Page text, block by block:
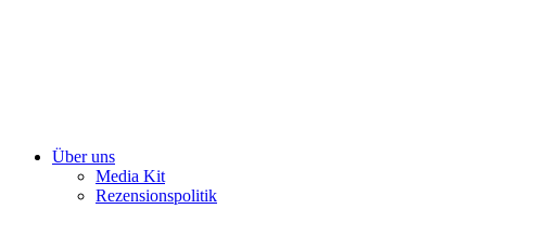
Über uns
Media Kit
Rezensionspolitik